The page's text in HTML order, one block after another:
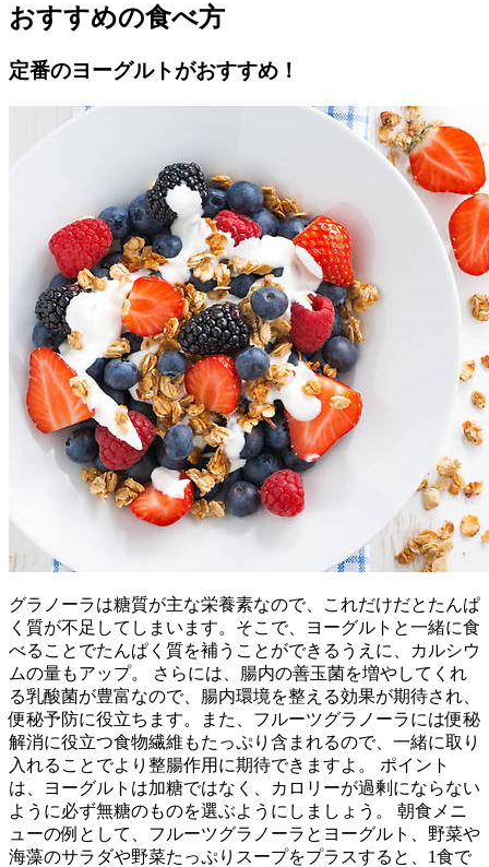
おすすめの食べ方
定番のヨーグルトがおすすめ！
グラノーラは糖質が主な栄養素なので、これだけだとたんぱ
く質が不足してしまいます。そこで、ヨーグルトと一緒に食
べることでたんぱく質を補うことができるうえに、カルシウ
ムの量もアップ。 さらには、腸内の善玉菌を増やしてくれ
る乳酸菌が豊富なので、腸内環境を整える効果が期待され、
便秘予防に役立ちます。また、フルーツグラノーラには便秘
解消に役立つ食物繊維もたっぷり含まれるので、一緒に取り
入れることでより整腸作用に期待できますよ。 ポイント
は、ヨーグルトは加糖ではなく、カロリーが過剰にならない
ように必ず無糖のものを選ぶようにしましょう。 朝食メニ
ューの例として、フルーツグラノーラとヨーグルト、野菜や
海藻のサラダや野菜たっぷりスープをプラスすると、1食で